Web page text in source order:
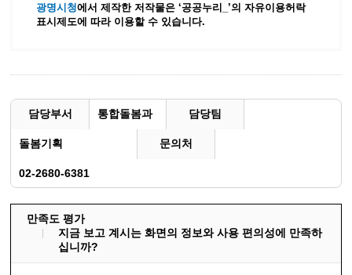
광명시청에서 제작한 저작물은 ‘공공누리_’의 자유이용허락
표시제도에 따라 이용할 수 있습니다.
담당부서 통합돌봄과 담당팀
돌봄기획 문의처
02-2680-6381
만족도 평가
지금 보고 계시는 화면의 정보와 사용 편의성에 만족하
십니까?